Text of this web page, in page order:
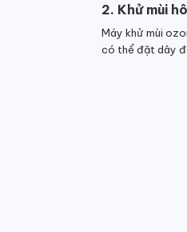
2. Khử mùi
Máy khử mùi
có thể đặt dây